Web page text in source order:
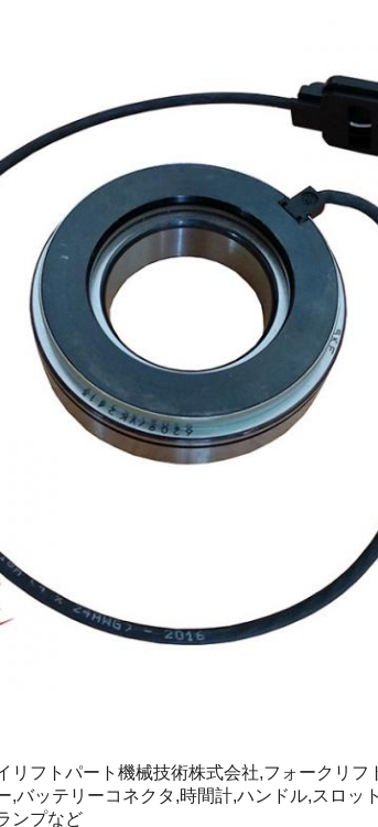
リフトパート機械技術株式会社,フォークリ
,バッテリーコネクタ,時間計,ハンドル,スロッ
ンプなど